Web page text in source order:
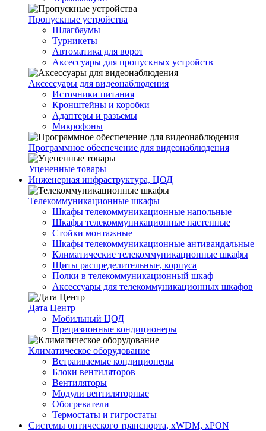
Пропускные устройства
Шлагбаумы
Турникеты
Автоматика для ворот
Аксессуары для пропускных устройств
Аксессуары для видеонаблюдения
Источники питания
Кронштейны и коробки
Адаптеры и разъемы
Микрофоны
Программное обеспечение для видеонаблюдения
Уцененные товары
Инженерная инфраструктура, ЦОД
Телекоммуникационные шкафы
Шкафы телекоммуникационные напольные
Шкафы телекоммуникационные настенные
Стойки монтажные
Шкафы телекоммуникационные антивандальные
Климатические телекоммуникационные шкафы
Щиты распределительные, корпуса
Полки в телекоммуникационный шкаф
Аксессуары для телекоммуникационных шкафов
Дата Центр
Мобильный ЦОД
Прецизионные кондиционеры
Климатичeское оборудование
Встраиваемые кондиционеры
Блоки вентиляторов
Вентиляторы
Модули вентиляторные
Обогреватели
Термостаты и гигростаты
Системы оптического транспорта, xWDM, xPON